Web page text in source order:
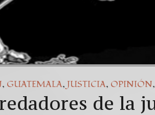
, GUATEMALA, JUSTICIA, OPINIÓN,
de la